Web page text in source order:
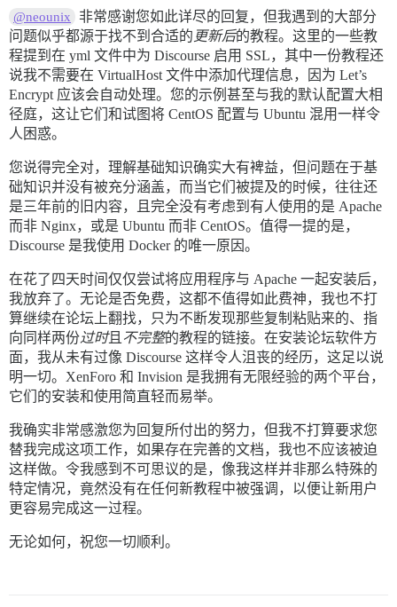
  DISCOURSE_SMTP_PORT: 587
DISCOURSE_SMTP_USER_NAME:
DISCOURSE_SMTP_PASSWORD:
#DISCOURSE_SMTP_ENABLE_START_TLS: true           #
## 如果已添加 Let's Encrypt 模板，请取消注释以下行以获
  #LETSENCRYPT_ACCOUNT_EMAIL: me@example.com
  ## TODO：配置与数据库的连接
  #DISCOURSE_DB_USERNAME: discourse
DISCOURSE_DB_PASSWORD:
  DISCOURSE_DB_HOST: data
  DISCOURSE_REDIS_HOST: data
  DISCOURSE_MAXMIND_LICENSE_KEY: my_max_mind_key
  ## 请参阅 https://meta.discourse.org/t/14857 了解详情
#DISCOURSE_CDN_URL: https://discourse-
volumes:
  - volume:
      host: /var/discourse/shared/socket-only
      guest: /shared
  - volume:
      guest: /var/log
## 插件请放在此处
## 请参阅 https://meta.discourse.org/t/19157 了解详情
hooks:
  after_code:
        cd: $home/plugins
        cmd:
@neounix
非常感谢您如此详尽的回复，但我遇到的大部分
问题似乎都源于找不到合适的 更新后的教程。这里的一些教
程提到在 yml 文件中为 Discourse 启用 SSL，其中一份教程还
说我不需要在 VirtualHost 文件中添加代理信息，因为 Let’s
Encrypt 应该会自动处理。您的示例甚至与我的默认配置大相
径庭，这让它们和试图将 CentOS 配置与 Ubuntu 混用一样令
人困惑。
您说得完全对，理解基础知识确实大有裨益，但问题在于基
础知识并没有被充分涵盖，而当它们被提及的时候，往往还
是三年前的旧内容，且完全没有考虑到有人使用的是 Apache
而非 Nginx，或是 Ubuntu 而非 CentOS。值得一提的是，
Discourse 是我使用 Docker 的唯一原因。
在花了四天时间仅仅尝试将应用程序与 Apache 一起安装后，
我放弃了。无论是否免费，这都不值得如此费神，我也不打
算继续在论坛上翻找，只为不断发现那些复制粘贴来的、指
向同样两份过时且 不完整的教程的链接。在安装论坛软件方
面，我从未有过像 Discourse 这样令人沮丧的经历，这足以说
明一切。XenForo 和 Invision 是我拥有无限经验的两个平台，
它们的安装和使用简直轻而易举。
我确实非常感激您为回复所付出的努力，但我不打算要求您
替我完成这项工作，如果存在完善的文档，我也不应该被迫
这样做。令我感到不可思议的是，像我这样并非那么特殊的
特定情况，竟然没有在任何新教程中被强调，以便让新用户
更容易完成这一过程。
无论如何，祝您一切顺利。